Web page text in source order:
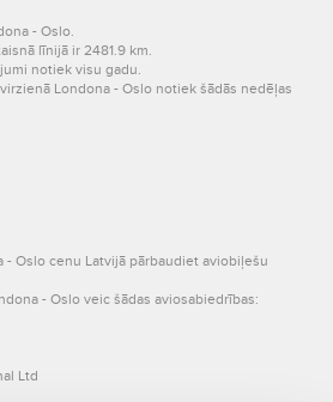
- Oslo.
līnijā ir 2481.9 km.
notiek visu gadu.
Londona - Oslo notiek šādās nedēļas
Oslo cenu Latvijā pārbaudiet aviobiļešu
- Oslo veic šādas aviosabiedrības:
Ltd